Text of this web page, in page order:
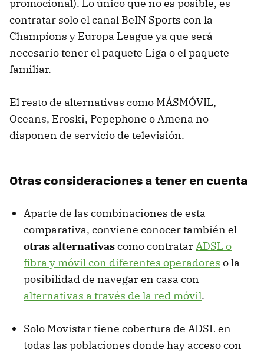
promocional). Lo único que no es posible, es
contratar solo el canal BeIN Sports con la
Champions y Europa League ya que será
necesario tener el paquete Liga o el paquete
familiar.
El resto de alternativas como MÁSMÓVIL,
Oceans, Eroski, Pepephone o Amena no
disponen de servicio de televisión.
Otras consideraciones a tener en cuenta
Aparte de las combinaciones de esta
comparativa, conviene conocer también el
otras alternativascomo contratarADSL o
fibra y móvil con diferentes operadores o la
posibilidad de navegar en casa con
alternativas a través de la red móvil.
Solo Movistar tiene cobertura de ADSL en
todas las poblaciones donde hay acceso con